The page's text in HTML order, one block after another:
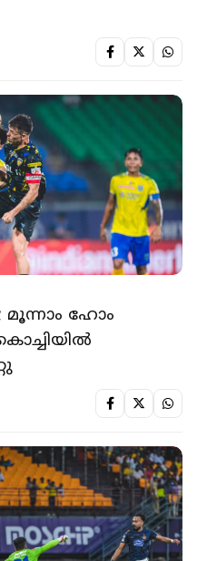
മൂന്നാം ഹോം